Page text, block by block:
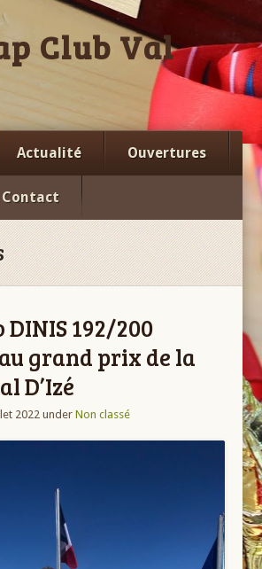
Club Val
Actualité Ouvertures
Contact
192/200
grand prix de la
D’Izé
2022 underNon classé